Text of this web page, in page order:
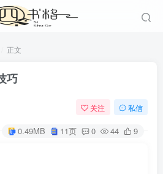
正文
巧
关注 私信
0.49MB 11页 0 44 9